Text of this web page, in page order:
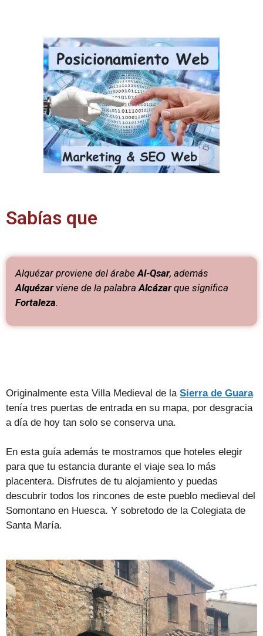
Sabías que
Alquézar proviene del árabeAl-Qsar, además
Alquézarviene de la palabraAlcázarque significa
Fortaleza.
Originalmente esta Villa Medieval de la Sierra de Guara
tenía tres puertas de entrada en su mapa, por desgracia
a día de hoy tan solo se conserva una.
En esta guía además te mostramos que hoteles elegir
para que tu estancia durante el viaje sea lo más
placentera. Disfrutes de tu alojamiento y puedas
descubrir todos los rincones de este pueblo medieval del
Somontano en Huesca. Y sobretodo de la Colegiata de
Santa María.